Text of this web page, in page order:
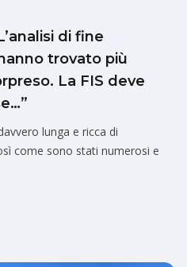
di fine
trovato più
La FIS deve
lunga e ricca di
come sono stati numerosi e